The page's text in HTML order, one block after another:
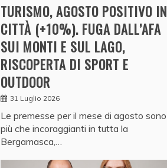
TURISMO, AGOSTO POSITIVO IN
CITTÀ (+10%). FUGA DALL’AFA
SUI MONTI E SUL LAGO,
RISCOPERTA DI SPORT E
OUTDOOR
31 Luglio 2026
Le premesse per il mese di agosto sono
più che incoraggianti in tutta la
Bergamasca,…